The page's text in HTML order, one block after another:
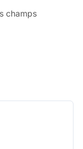
champs